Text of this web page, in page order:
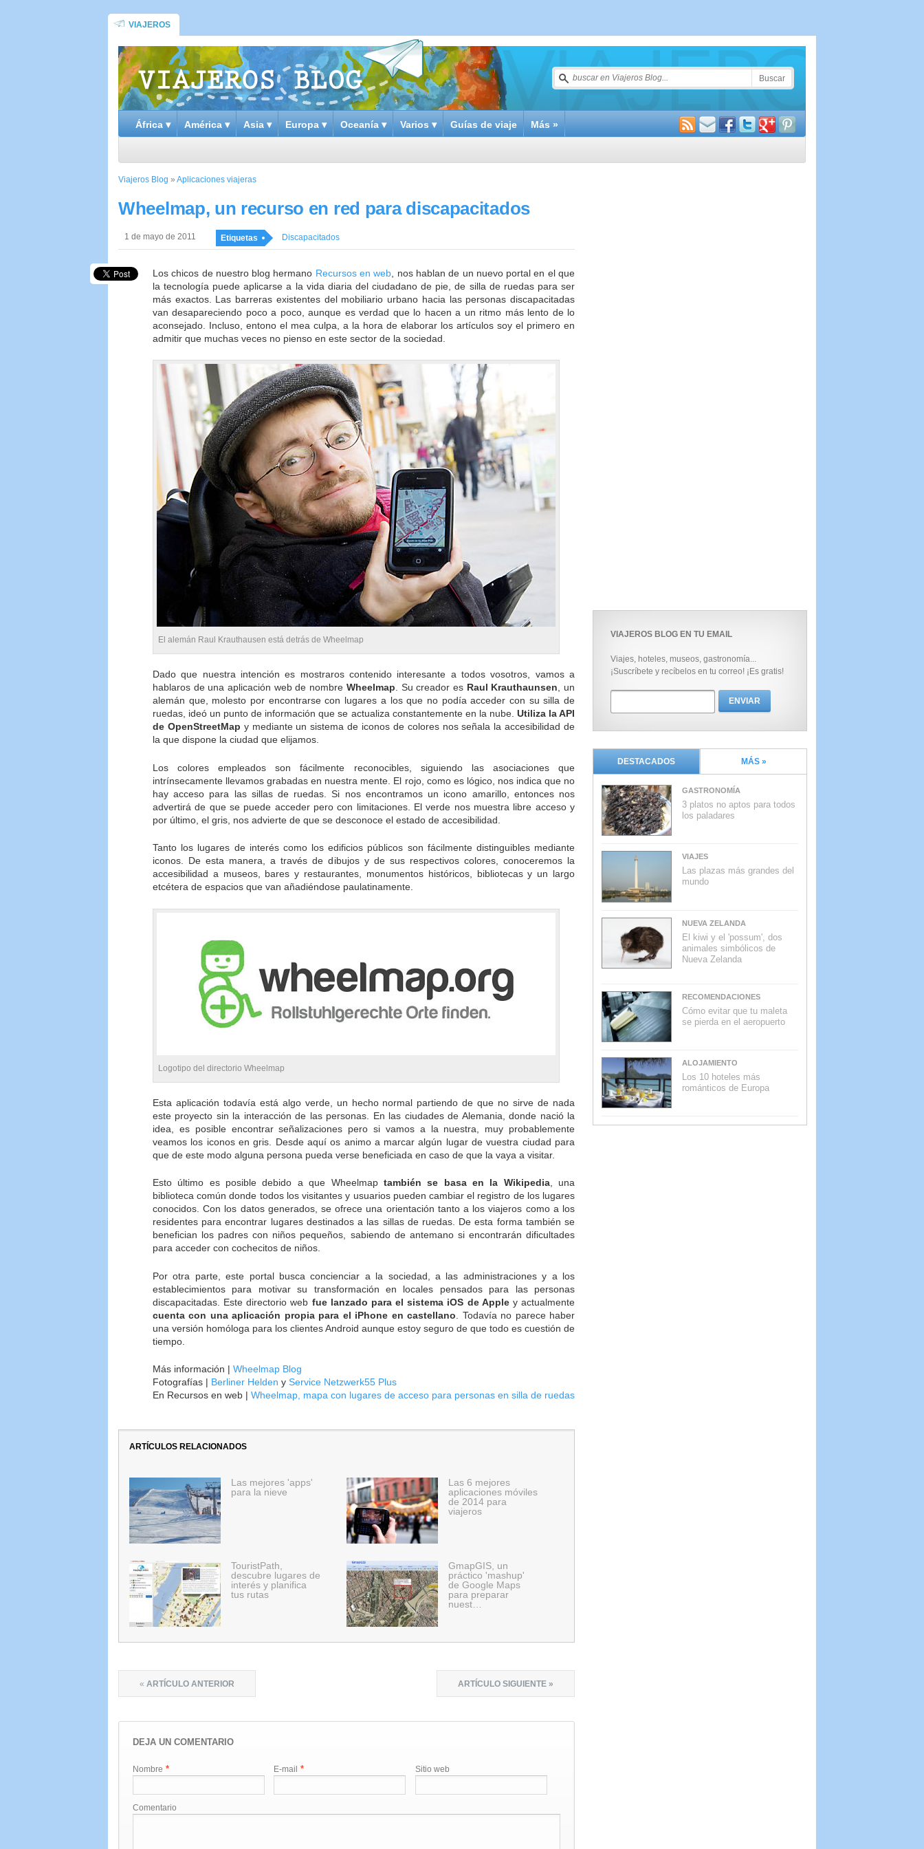
VIAJEROS
África ▾ América ▾ Asia ▾ Europa ▾ Oceanía ▾ Varios ▾ Guías de viaje Más »
Viajeros Blog » Aplicaciones viajeras
Wheelmap, un recurso en red para discapacitados
1 de mayo de 2011 Etiquetas Discapacitados
Los chicos de nuestro blog hermano Recursos en web , nos hablan de un nuevo portal en el que
la tecnología puede aplicarse a la vida diaria del ciudadano de pie, de silla de ruedas para ser
más exactos. Las barreras existentes del mobiliario urbano hacia las personas discapacitadas
van desapareciendo poco a poco, aunque es verdad que lo hacen a un ritmo más lento de lo
aconsejado. Incluso, entono el mea culpa, a la hora de elaborar los artículos soy el primero en
admitir que muchas veces no pienso en este sector de la sociedad.
El alemán Raul Krauthausen está detrás de Wheelmap
Dado que nuestra intención es mostraros contenido interesante a todos vosotros, vamos a
hablaros de una aplicación web de nombre Wheelmap. Su creador es Raul Krauthaunsen, un
alemán que, molesto por encontrarse con lugares a los que no podía acceder con su silla de
ruedas, ideó un punto de información que se actualiza constantemente en la nube. Utiliza la API
de OpenStreetMap y mediante un sistema de iconos de colores nos señala la accesibilidad de
la que dispone la ciudad que elijamos.
Los colores empleados son fácilmente reconocibles, siguiendo las asociaciones que
intrínsecamente llevamos grabadas en nuestra mente. El rojo, como es lógico, nos indica que no
hay acceso para las sillas de ruedas. Si nos encontramos un icono amarillo, entonces nos
advertirá de que se puede acceder pero con limitaciones. El verde nos muestra libre acceso y
por último, el gris, nos advierte de que se desconoce el estado de accesibilidad.
Tanto los lugares de interés como los edificios públicos son fácilmente distinguibles mediante
iconos. De esta manera, a través de dibujos y de sus respectivos colores, conoceremos la
accesibilidad a museos, bares y restaurantes, monumentos históricos, bibliotecas y un largo
etcétera de espacios que van añadiéndose paulatinamente.
Logotipo del directorio Wheelmap
Esta aplicación todavía está algo verde, un hecho normal partiendo de que no sirve de nada
este proyecto sin la interacción de las personas. En las ciudades de Alemania, donde nació la
idea, es posible encontrar señalizaciones pero si vamos a la nuestra, muy probablemente
veamos los iconos en gris. Desde aquí os animo a marcar algún lugar de vuestra ciudad para
que de este modo alguna persona pueda verse beneficiada en caso de que la vaya a visitar.
Esto último es posible debido a que Wheelmap también se basa en la Wikipedia, una
biblioteca común donde todos los visitantes y usuarios pueden cambiar el registro de los lugares
conocidos. Con los datos generados, se ofrece una orientación tanto a los viajeros como a los
residentes para encontrar lugares destinados a las sillas de ruedas. De esta forma también se
benefician los padres con niños pequeños, sabiendo de antemano si encontrarán dificultades
para acceder con cochecitos de niños.
Por otra parte, este portal busca concienciar a la sociedad, a las administraciones y a los
establecimientos para motivar su transformación en locales pensados para las personas
discapacitadas. Este directorio web fue lanzado para el sistema iOS de Appley actualmente
cuenta con una aplicación propia para el iPhone en castellano . Todavía no parece haber
una versión homóloga para los clientes Android aunque estoy seguro de que todo es cuestión de
tiempo.
Más información | Wheelmap Blog
Fotografías | Berliner Helden y Service Netzwerk55 Plus
En Recursos en web | Wheelmap, mapa con lugares de acceso para personas en silla de ruedas
ARTÍCULOS RELACIONADOS
Las mejores 'apps'
para la nieve
Las 6 mejores
aplicaciones móviles
de 2014 para
viajeros
TouristPath,
descubre lugares de
interés y planifica
tus rutas
GmapGIS, un
práctico 'mashup'
de Google Maps
para preparar
nuest…
« ARTÍCULO ANTERIOR ARTÍCULO SIGUIENTE »
DEJA UN COMENTARIO
Nombre * E-mail * Sitio web
Comentario
VIAJEROS BLOG EN TU EMAIL
Viajes, hoteles, museos, gastronomía...
¡Suscríbete y recíbelos en tu correo! ¡Es gratis!
DESTACADOS MÁS »
GASTRONOMÍA
3 platos no aptos para todos
los paladares
VIAJES
Las plazas más grandes del
mundo
NUEVA ZELANDA
El kiwi y el 'possum', dos
animales simbólicos de
Nueva Zelanda
RECOMENDACIONES
Cómo evitar que tu maleta
se pierda en el aeropuerto
ALOJAMIENTO
Los 10 hoteles más
románticos de Europa